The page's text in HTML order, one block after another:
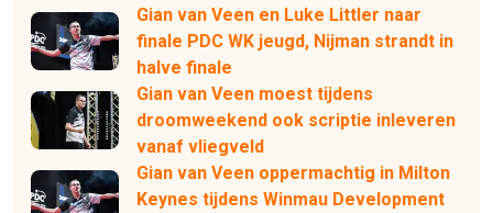
Gian van Veen en Luke Littler naar
finale PDC WK jeugd, Nijman strandt in
halve finale
Gian van Veen moest tijdens
droomweekend ook scriptie inleveren
vanaf vliegveld
Gian van Veen oppermachtig in Milton
Keynes tijdens Winmau Development